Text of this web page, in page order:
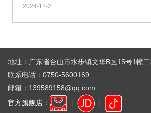
2024-12-2
地址：广东省台山市水步镇文华B区15号1幢
联系电话：0750-5600169
邮箱：139589158@qq.com
官方旗舰店：
| |